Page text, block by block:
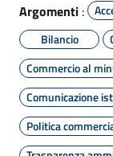
Argomenti :
Bilancio
Commercio al
Comunicazione
Politica